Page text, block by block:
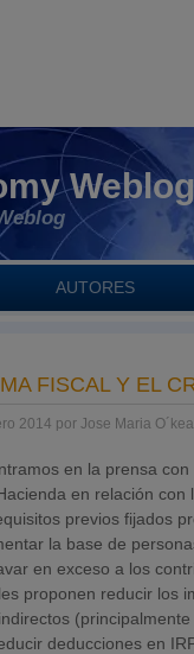
Weblog
AUTORES
FISCAL Y EL
2014 por Jose Maria
en la prensa
en relación
previos fijados
la base de
en exceso a los
proponen reducir los
deducciones en